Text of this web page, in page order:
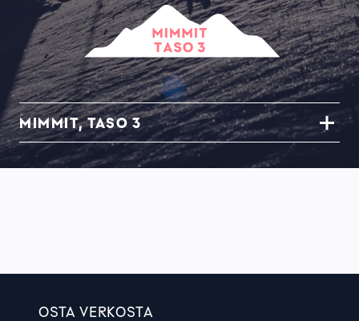
MIMMIT, TASO 3
OSTA VERKOSTA